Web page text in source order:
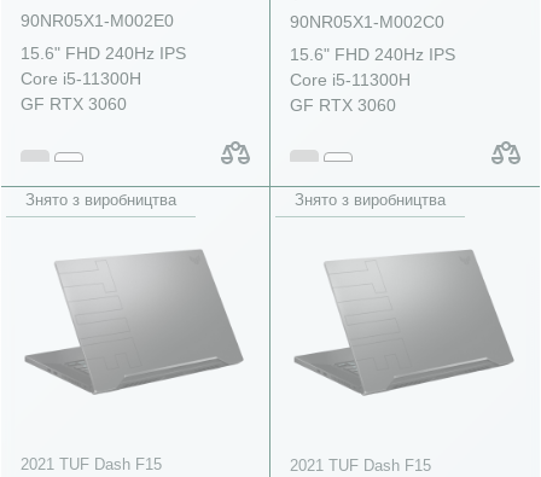
90NR05X1-M002E0
15.6" FHD 240Hz IPS
Core i5-11300H
GF RTX 3060
90NR05X1-M002C0
15.6" FHD 240Hz IPS
Core i5-11300H
GF RTX 3060
Знято з виробництва
2021 TUF Dash F15
Знято з виробництва
2021 TUF Dash F15